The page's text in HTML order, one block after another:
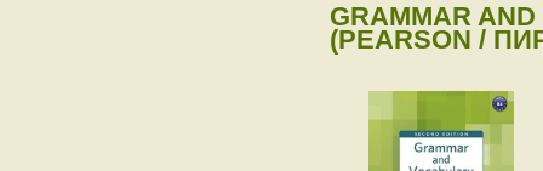
GRAMMAR
(PEARSON /